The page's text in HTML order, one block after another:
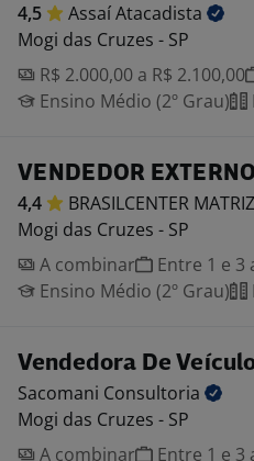
4,5 AssaíAtacadista
Mogi das Cruzes - SP
R$ 2.000,00 a R$ 2.100,00
Ensino Médio (2º Grau)
VENDEDOR
4,4 BRASILCENTER MATRIZ
Mogi das Cruzes - SP
A combinar
Entre 1 e 3
Ensino Médio (2º Grau)
Vendedora De
Sacomani Consultoria
Mogi das Cruzes - SP
A combinar
Entre 1 e 3